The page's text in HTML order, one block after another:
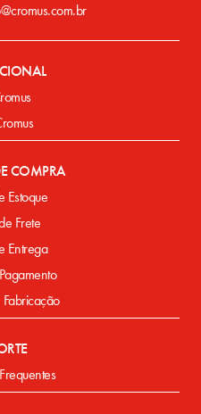
COMPRA
Estoque
Frete
Entrega